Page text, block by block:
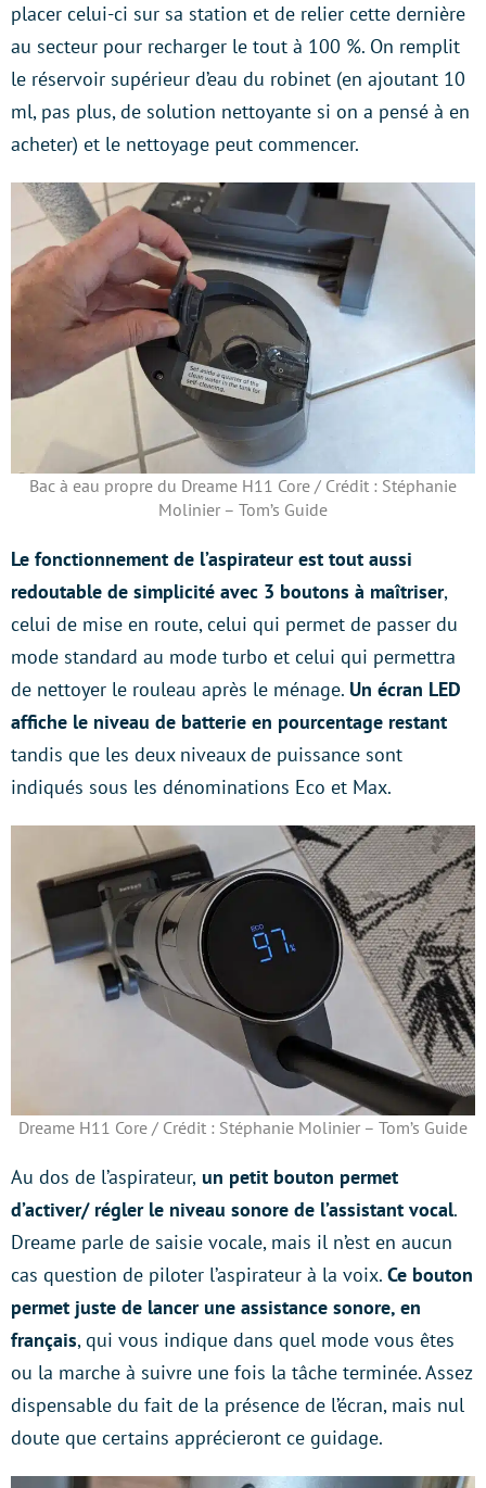
placer celui-ci sur sa station et de relier cette dernière
au secteur pour recharger le tout à 100 %. On remplit
le réservoir supérieur d’eau du robinet (en ajoutant 10
ml, pas plus, de solution nettoyante si on a pensé à en
acheter) et le nettoyage peut commencer.
Bac à eau propre du Dreame H11 Core / Crédit : Stéphanie
Molinier – Tom’s Guide
Le fonctionnement de l’aspirateur est tout aussi
redoutable de simplicité avec 3 boutons à maîtriser,
celui de mise en route, celui qui permet de passer du
mode standard au mode turbo et celui qui permettra
de nettoyer le rouleau après le ménage. Un écran LED
affiche le niveau de batterie en pourcentage restant
tandis que les deux niveaux de puissance sont
indiqués sous les dénominations Eco et Max.
Dreame H11 Core / Crédit : Stéphanie Molinier – Tom’s Guide
Au dos de l’aspirateur, un petit bouton permet
d’activer/ régler le niveau sonore de l’assistant vocal.
Dreame parle de saisie vocale, mais il n’est en aucun
cas question de piloter l’aspirateur à la voix. Ce bouton
permet juste de lancer une assistance sonore, en
français, qui vous indique dans quel mode vous êtes
ou la marche à suivre une fois la tâche terminée. Assez
dispensable du fait de la présence de l’écran, mais nul
doute que certains apprécieront ce guidage.